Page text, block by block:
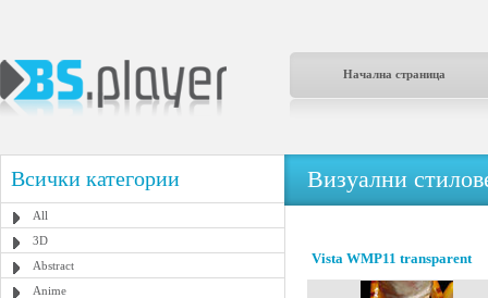
Начална страница
Всички категории
All
3D
Abstract
Anime
Визуални
Vista WMP11 transparent